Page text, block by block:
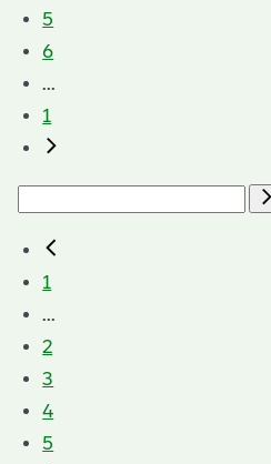
5
6
...
1
1
...
2
3
4
5